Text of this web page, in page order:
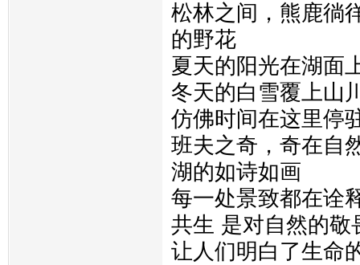
松林之间，熊鹿徜
的野花
夏天的阳光在湖面
冬天的白雪覆上山
仿佛时间在这里停
班夫之奇，奇在自
湖的如诗如画
每一处景致都在诠
共生 是对自然的敬
让人们明白了生命